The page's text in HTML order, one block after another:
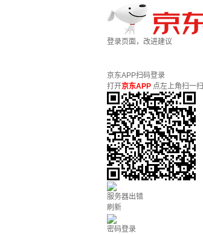
登录页面，改进建议
京东APP扫码登录
打开京东APP 点左上角扫一扫
服务器出错
刷新
密码登录